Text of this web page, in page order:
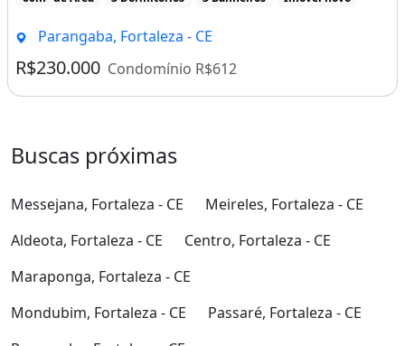
Parangaba, Fortaleza - CE
R$230.000 Condomínio R$612
Buscas próximas
Messejana, Fortaleza - CE
Meireles, Fortaleza - CE
Aldeota, Fortaleza - CE
Centro, Fortaleza - CE
Maraponga, Fortaleza - CE
Mondubim, Fortaleza - CE
Passaré, Fortaleza - CE